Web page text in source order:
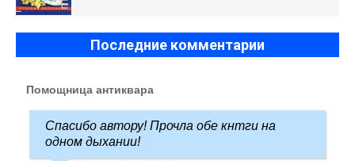
Последние комментарии
Помощница антиквара
Спасибо автору! Прочла обе кнтги на
одном дыхании!